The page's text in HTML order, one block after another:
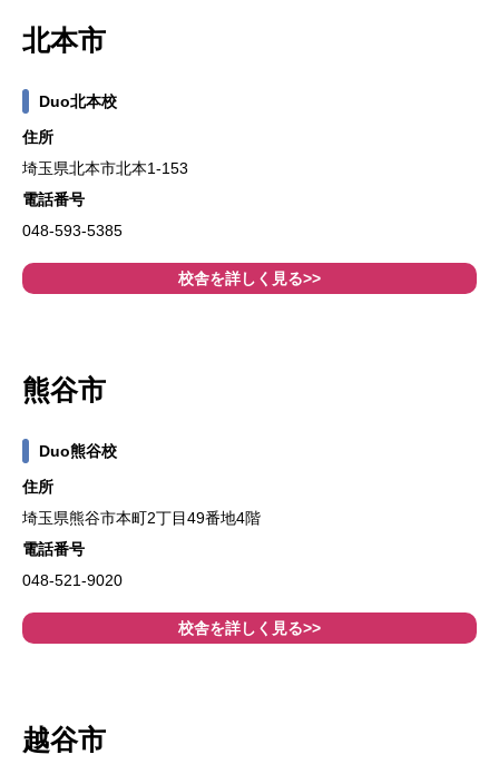
北本市
Duo北本校
住所
埼玉県北本市北本1-153
電話番号
048-593-5385
校舎を詳しく見る>>
熊谷市
Duo熊谷校
住所
埼玉県熊谷市本町2丁目49番地4階
電話番号
048-521-9020
校舎を詳しく見る>>
越谷市